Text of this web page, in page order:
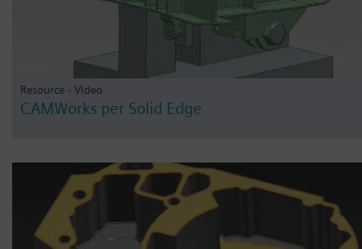
Resource - Video
CAMWorks per Solid Edge